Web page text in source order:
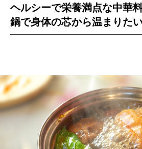
イベント情報
ヘルシーで栄養満点な中華
鍋で身体の芯から温まりた